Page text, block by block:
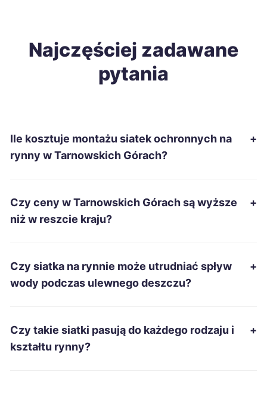
Tomaszów Mazowiecki 37 zł
Tarnowskie Góry TWOJE MIASTO 38 zł
Żory
Grudziądz
Gniezno
Najczęściej zadawane
pytania
Ile kosztuje montażu siatek ochronnych na
rynny w Tarnowskich Górach?
+
Czy ceny w Tarnowskich Górach są wyższe
niż w reszcie kraju?
+
Czy siatka na rynnie może utrudniać spływ
wody podczas ulewnego deszczu?
+
Czy takie siatki pasują do każdego rodzaju i
kształtu rynny?
+